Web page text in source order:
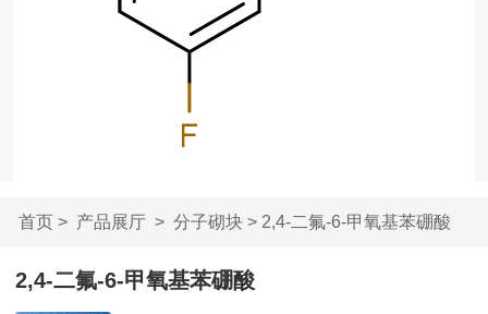
首页> 产品展厅> 分子砌块> 2,4-二氟-6-甲氧基苯硼酸
2,4-二氟-6-甲氧基苯硼酸